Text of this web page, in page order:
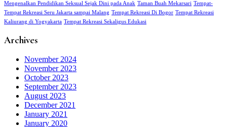
Mengenalkan Pendidikan Seksual Sejak Dini pada Anak Taman Buah Mekarsari Tempat-
Tempat Rekreasi Seru Jakarta sampai Malang Tempat Rekreasi Di Bogor Tempat Rekreasi
Kaliurang di Yogyakarta Tempat Rekreasi Sekaligus Edukasi
Archives
November 2024
November 2023
October 2023
September 2023
August 2023
December 2021
January 2021
January 2020